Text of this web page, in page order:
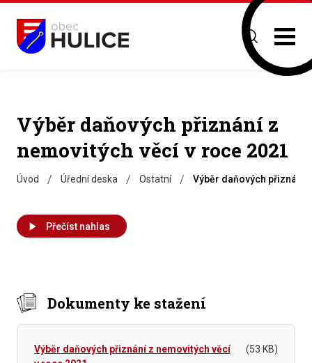
Výběr daňových přiznání z
nemovitých věcí v roce 2021
Úvod / Úřední deska / Ostatní / Výběr daňových přiznání
Přečíst nahlas
Dokumenty ke stažení
Výběr daňových přiznání z nemovitých věcí
(53 KB)